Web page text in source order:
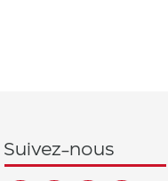
Suivez-nous